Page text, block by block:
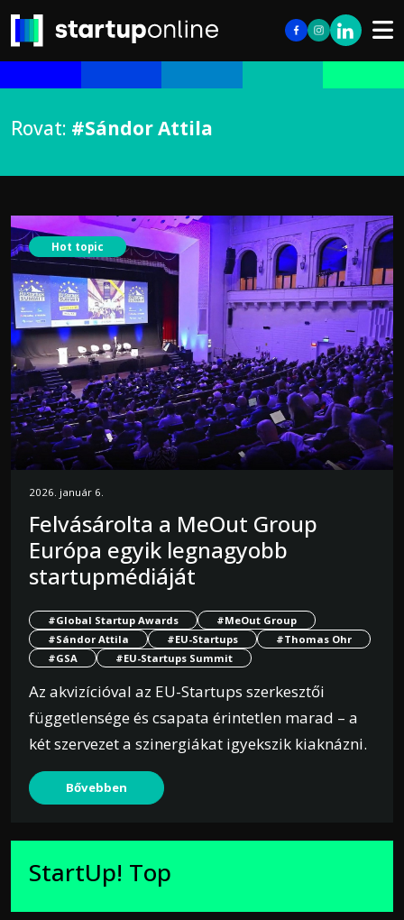
Rovat: #Sándor Attila
Hot topic
2026. január 6.
Felvásárolta a MeOut Group
Európa egyik legnagyobb
startupmédiáját
#Global Startup Awards
#MeOut Group
#Sándor Attila
#EU-Startups
#Thomas Ohr
#GSA
#EU-Startups Summit
Az akvizícióval az EU-Startups szerkesztői
függetlensége és csapata érintetlen marad – a
két szervezet a szinergiákat igyekszik kiaknázni.
Bővebben
StartUp! Top